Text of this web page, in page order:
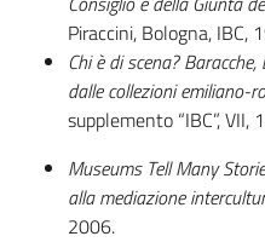
Assemblea
Attività
Argomenti
Per i media
Piraccini, Bologna, IBC,
Chi è di scena?
dalle collezioni emiliano-
supplemento “IBC”, VII,
Museums Tell Many
alla mediazione
2006.